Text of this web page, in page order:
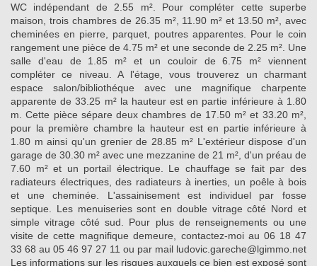
WC indépendant de 2.55 m². Pour compléter cette superbe
maison, trois chambres de 26.35 m², 11.90 m² et 13.50 m², avec
cheminées en pierre, parquet, poutres apparentes. Pour le coin
rangement une pièce de 4.75 m² et une seconde de 2.25 m². Une
salle d'eau de 1.85 m² et un couloir de 6.75 m² viennent
compléter ce niveau. A l'étage, vous trouverez un charmant
espace salon/bibliothéque avec une magnifique charpente
apparente de 33.25 m² la hauteur est en partie inférieure à 1.80
m. Cette pièce sépare deux chambres de 17.50 m² et 33.20 m²,
pour la première chambre la hauteur est en partie inférieure à
1.80 m ainsi qu'un grenier de 28.85 m² L'extérieur dispose d'un
garage de 30.30 m² avec une mezzanine de 21 m², d'un préau de
7.60 m² et un portail électrique. Le chauffage se fait par des
radiateurs électriques, des radiateurs à inerties, un poêle à bois
et une cheminée. L'assainisement est individuel par fosse
septique. Les menuiseries sont en double vitrage côté Nord et
simple vitrage côté sud. Pour plus de renseignements ou une
visite de cette magnifique demeure, contactez-moi au 06 18 47
33 68 au 05 46 97 27 11 ou par mail ludovic.gareche@lgimmo.net
Les informations sur les risques auxquels ce bien est exposé sont